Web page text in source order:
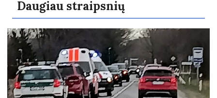
Daugiau straipsnių